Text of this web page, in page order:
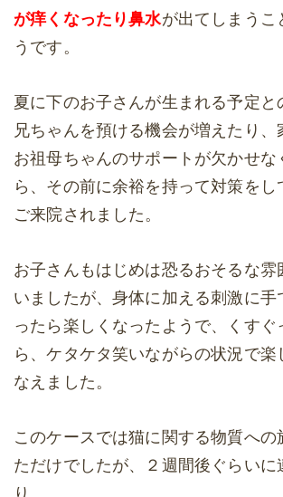
が痒くなったり鼻水が出てしまうこ
うです。
夏に下のお子さんが生まれる予定と
兄ちゃんを預ける機会が増えたり、
お祖母ちゃんのサポートが欠かせな
ら、その前に余裕を持って対策をし
ご来院されました。
お子さんもはじめは恐るおそるな雰
いましたが、身体に加える刺激に手
ったら楽しくなったようで、くすぐ
ら、ケタケタ笑いながらの状況で楽
なえました。
このケースでは猫に関する物質への
ただけでしたが、２週間後ぐらいに
り